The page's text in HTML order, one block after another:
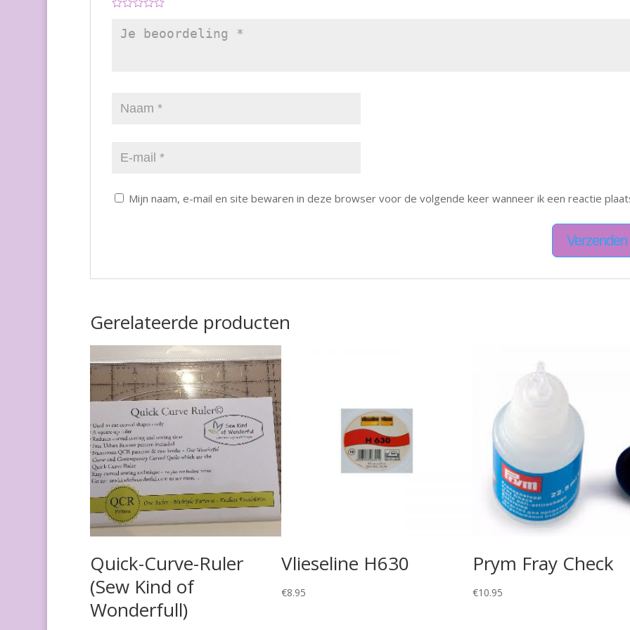
Mijn naam, e-mail en site bewaren in deze browser voor de volgende keer wanneer ik een reactie
Gerelateerde producten
Quick-Curve-Ruler
(Sew Kind of
Wonderfull)
Vlieseline H630
€8.95
Prym Fray Check
€10.95